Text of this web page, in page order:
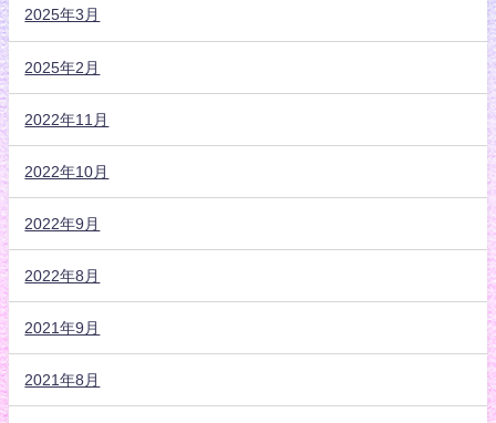
2025年3月
2025年2月
2022年11月
2022年10月
2022年9月
2022年8月
2021年9月
2021年8月